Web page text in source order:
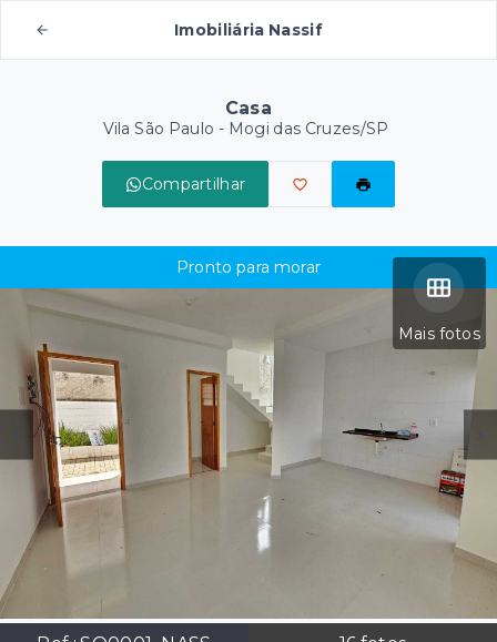
Imobiliária Nassif
Casa
Vila São Paulo - Mogi das Cruzes/SP
Compartilhar
Mais fotos
Pronto para morar